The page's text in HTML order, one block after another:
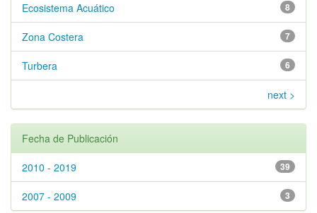
8
Ecosistema Acuático
7
Zona Costera
6
Turbera
next >
Fecha de Publicación
39
2010 - 2019
3
2007 - 2009